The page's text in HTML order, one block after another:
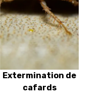
Extermination de
cafards